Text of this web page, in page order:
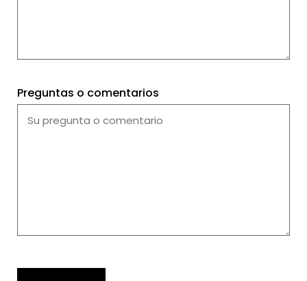
Preguntas o comentarios